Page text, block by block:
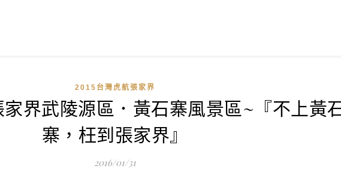
2015台灣虎航張家界
界武陵源區．黃石寨風景區~『不上黃
寨，枉到張家界』
2016/01/31